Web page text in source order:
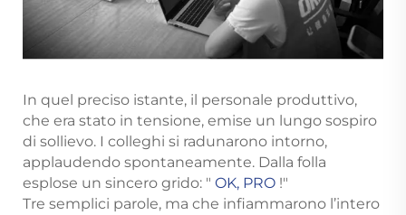
In quel preciso istante, il personale produttivo,
che era stato in tensione, emise un lungo sospiro
di sollievo. I colleghi si radunarono intorno,
applaudendo spontaneamente. Dalla folla
esplose un sincero grido: " OK, PRO !"
Tre semplici parole, ma che infiammarono l’intero